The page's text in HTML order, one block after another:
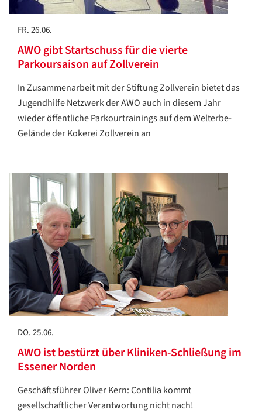
FR. 26.06.
AWO gibt Startschuss für die vierte
Parkoursaison auf Zollverein
In Zusammenarbeit mit der Stiftung Zollverein bietet das
Jugendhilfe Netzwerk der AWO auch in diesem Jahr
wieder öffentliche Parkourtrainings auf dem Welterbe-
Gelände der Kokerei Zollverein an
DO. 25.06.
AWO ist bestürzt über Kliniken-Schließung im
Essener Norden
Geschäftsführer Oliver Kern: Contilia kommt
gesellschaftlicher Verantwortung nicht nach!